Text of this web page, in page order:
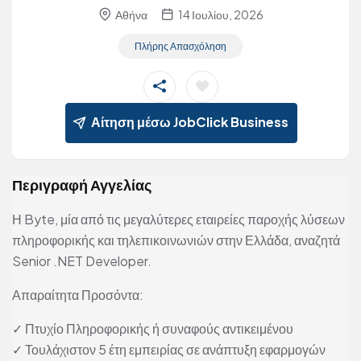
Αθήνα 14 Ιουλίου, 2026
Πλήρης Απασχόληση
Αίτηση μέσω JobClick Business
Περιγραφή Αγγελίας
Η Byte, μία από τις μεγαλύτερες εταιρείες παροχής λύσεων
πληροφορικής και τηλεπικοινωνιών στην Ελλάδα, αναζητά
Senior .NET Developer.
Απαραίτητα Προσόντα:
✓ Πτυχίο Πληροφορικής ή συναφούς αντικειμένου
✓ Τουλάχιστον 5 έτη εμπειρίας σε ανάπτυξη εφαρμογών